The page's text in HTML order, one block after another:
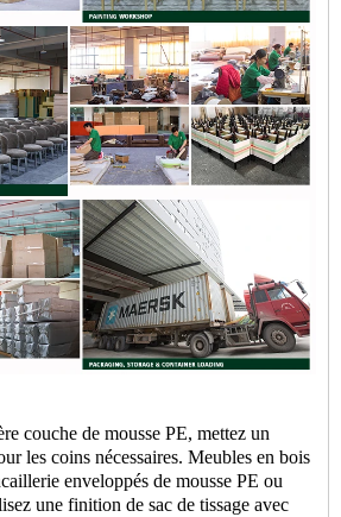
couche de mousse PE, mettez un
les coins nécessaires. Meubles en bois
enveloppés de mousse PE ou
une finition de sac de tissage avec